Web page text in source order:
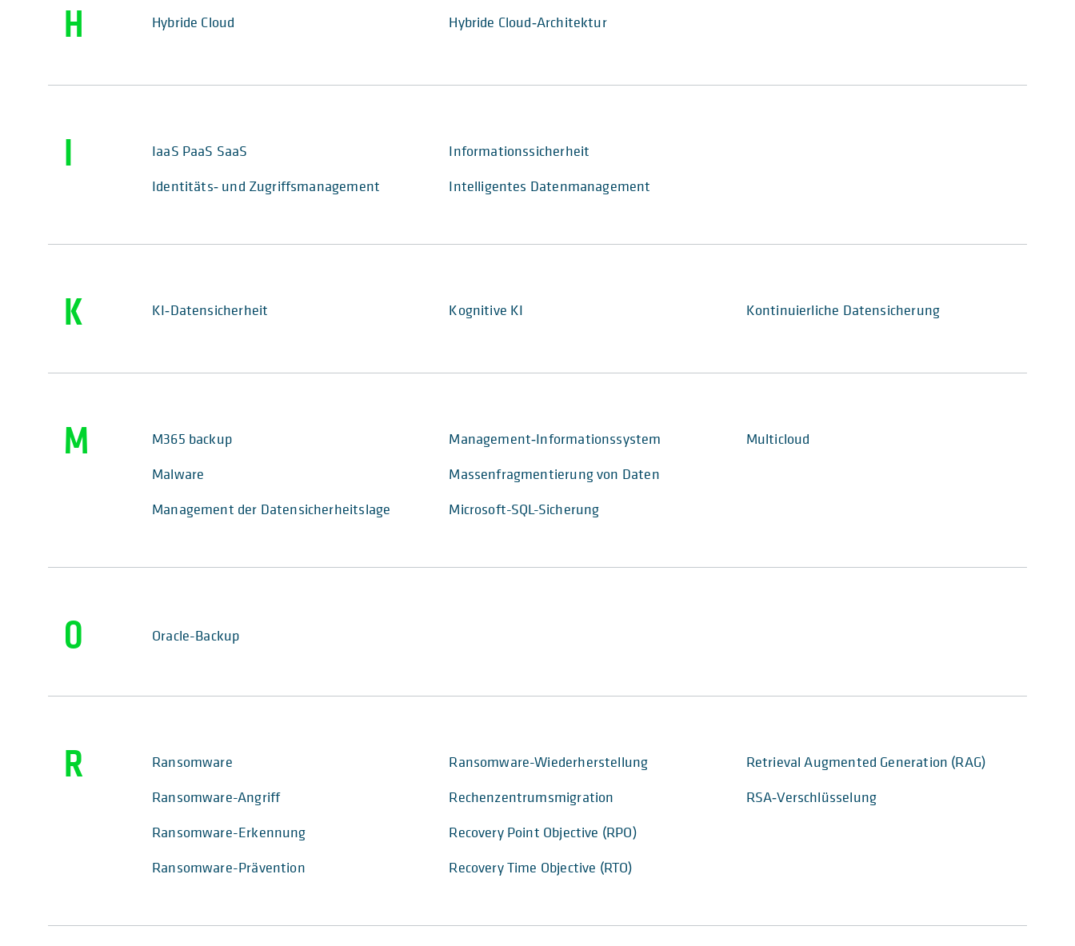
H Hybride Cloud Hybride Cloud‑Architektur
I
IaaS PaaS SaaS
Identitäts‑ und Zugriffsmanagement
Informationssicherheit
Intelligentes Datenmanagement
K KI‑Datensicherheit Kognitive KI Kontinuierliche Datensicherung
M
M365 backup
Malware
Management der Datensicherheitslage
Management‑Informationssystem
Massenfragmentierung von Daten
Microsoft-SQL-Sicherung
Multicloud
O Oracle-Backup
R
Ransomware
Ransomware-Angriff
Ransomware-Erkennung
Ransomware-Prävention
Ransomware-Wiederherstellung
Rechenzentrumsmigration
Recovery Point Objective (RPO)
Recovery Time Objective (RTO)
Retrieval Augmented Generation (RAG)
RSA‑Verschlüsselung